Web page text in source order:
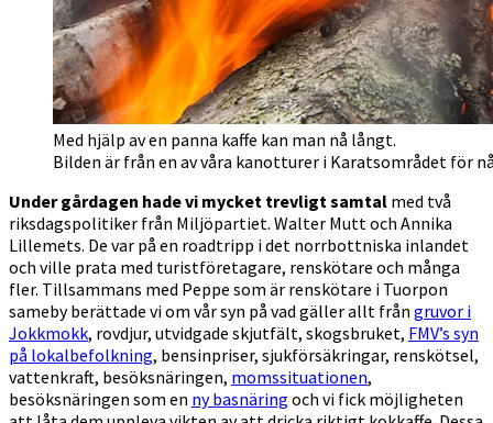
Med hjälp av en panna kaffe kan man nå långt.
Bilden är från en av våra kanotturer i Karatsområdet för
Under gårdagen hade vi mycket trevligt samtal med två
riksdagspolitiker från Miljöpartiet. Walter Mutt och Annika
Lillemets. De var på en roadtripp i det norrbottniska inlandet
och ville prata med turistföretagare, renskötare och många
fler. Tillsammans med Peppe som är renskötare i Tuorpon
sameby berättade vi om vår syn på vad gäller allt från gruvor i
Jokkmokk, rovdjur, utvidgade skjutfält, skogsbruket, FMV’s syn
på lokalbefolkning, bensinpriser, sjukförsäkringar, renskötsel,
vattenkraft, besöksnäringen, momssituationen,
besöksnäringen som en ny basnäring och vi fick möjligheten